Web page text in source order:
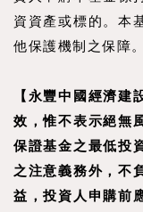
資資產或標的。本
他保護機制之保障。
【永豐中國經濟建
效，惟不表示絕無
保證基金之最低投
之注意義務外，不
益，投資人申購前